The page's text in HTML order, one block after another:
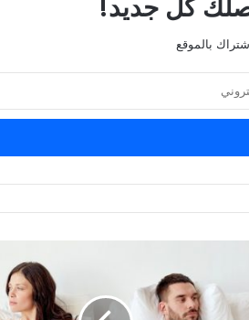
كل جديد!
بالموقع